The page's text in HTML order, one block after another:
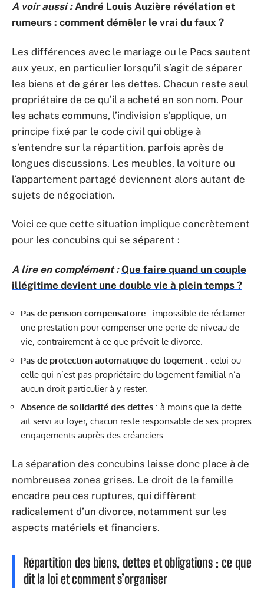
A voir aussi : André Louis Auzière révélation et
rumeurs : comment démêler le vrai du faux ?
Les différences avec le mariage ou le Pacs sautent
aux yeux, en particulier lorsqu’il s’agit de séparer
les biens et de gérer les dettes. Chacun reste seul
propriétaire de ce qu’il a acheté en son nom. Pour
les achats communs, l’indivision s’applique, un
principe fixé par le code civil qui oblige à
s’entendre sur la répartition, parfois après de
longues discussions. Les meubles, la voiture ou
l’appartement partagé deviennent alors autant de
sujets de négociation.
Voici ce que cette situation implique concrètement
pour les concubins qui se séparent :
A lire en complément : Que faire quand un couple
illégitime devient une double vie à plein temps ?
Pas de pension compensatoire : impossible de réclamer
une prestation pour compenser une perte de niveau de
vie, contrairement à ce que prévoit le divorce.
Pas de protection automatique du logement : celui ou
celle qui n’est pas propriétaire du logement familial n’a
aucun droit particulier à y rester.
Absence de solidarité des dettes : à moins que la dette
ait servi au foyer, chacun reste responsable de ses propres
engagements auprès des créanciers.
La séparation des concubins laisse donc place à de
nombreuses zones grises. Le droit de la famille
encadre peu ces ruptures, qui diffèrent
radicalement d’un divorce, notamment sur les
aspects matériels et financiers.
Répartition des biens, dettes et obligations : ce que
dit la loi et comment s’organiser